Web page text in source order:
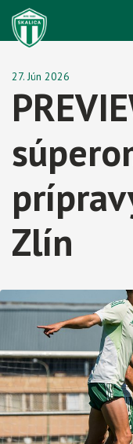
27. Jún 2026
Zlín